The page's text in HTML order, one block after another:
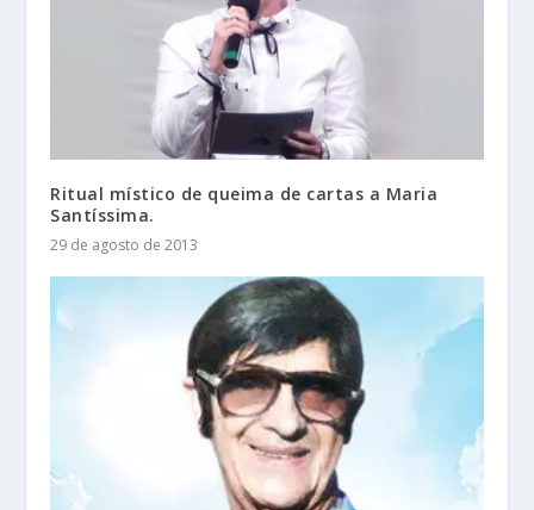
Ritual místico de queima de cartas a Maria
Santíssima.
29 de agosto de 2013